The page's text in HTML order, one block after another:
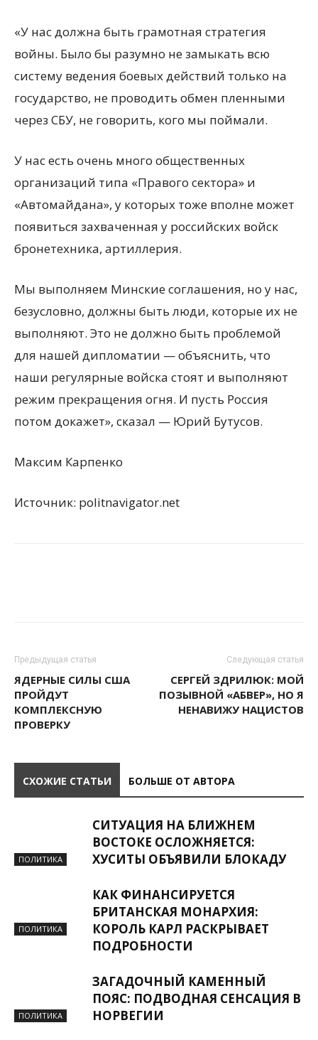
«У нас должна быть грамотная стратегия
войны. Было бы разумно не замыкать всю
систему ведения боевых действий только на
государство, не проводить обмен пленными
через СБУ, не говорить, кого мы поймали.
У нас есть очень много общественных
организаций типа «Правого сектора» и
«Автомайдана», у которых тоже вполне может
появиться захваченная у российских войск
бронетехника, артиллерия.
Мы выполняем Минские соглашения, но у нас,
безусловно, должны быть люди, которые их не
выполняют. Это не должно быть проблемой
для нашей дипломатии — объяснить, что
наши регулярные войска стоят и выполняют
режим прекращения огня. И пусть Россия
потом докажет», сказал — Юрий Бутусов.
Максим Карпенко
Источник: politnavigator.net
Предыдущая статья
ЯДЕРНЫЕ СИЛЫ США
ПРОЙДУТ
КОМПЛЕКСНУЮ
ПРОВЕРКУ
Следующая статья
СЕРГЕЙ ЗДРИЛЮК: МОЙ
ПОЗЫВНОЙ «АБВЕР», НО Я
НЕНАВИЖУ НАЦИСТОВ
СХОЖИЕ СТАТЬИ БОЛЬШЕ ОТ АВТОРА
ПОЛИТИКА
СИТУАЦИЯ НА БЛИЖНЕМ
ВОСТОКЕ ОСЛОЖНЯЕТСЯ:
ХУСИТЫ ОБЪЯВИЛИ БЛОКАДУ
ПОЛИТИКА
КАК ФИНАНСИРУЕТСЯ
БРИТАНСКАЯ МОНАРХИЯ:
КОРОЛЬ КАРЛ РАСКРЫВАЕТ
ПОДРОБНОСТИ
ПОЛИТИКА
ЗАГАДОЧНЫЙ КАМЕННЫЙ
ПОЯС: ПОДВОДНАЯ СЕНСАЦИЯ В
НОРВЕГИИ